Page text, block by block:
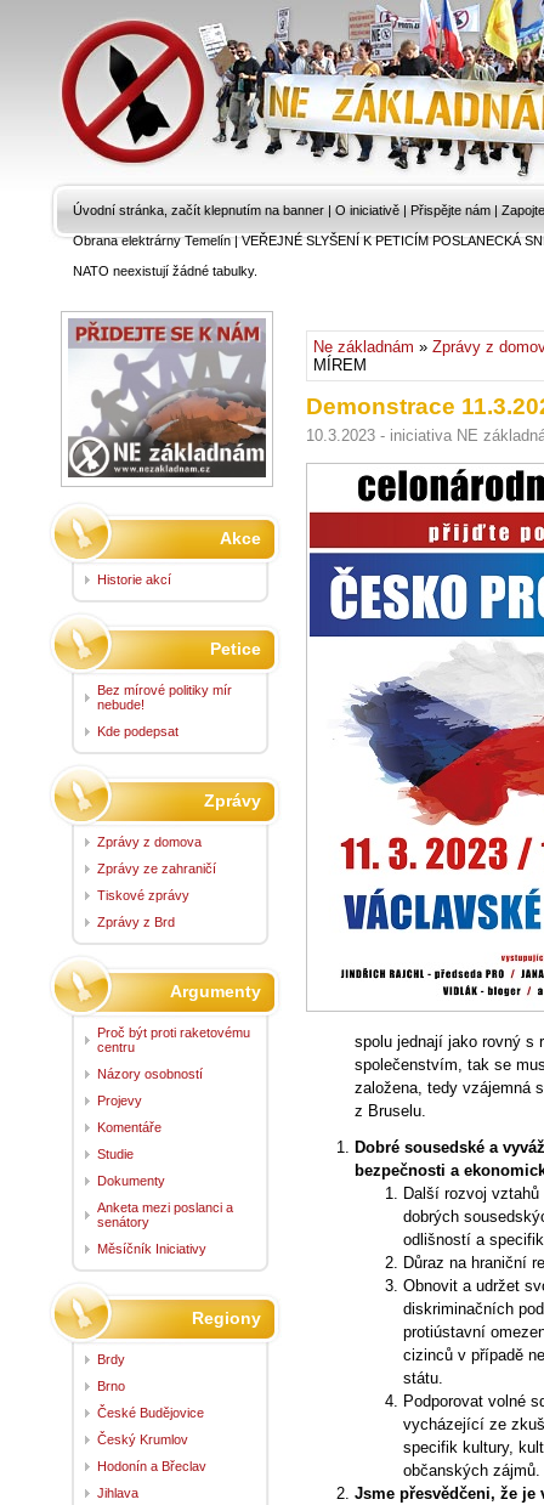
Úvodní stránka, začít klepnutím na banner | O iniciativě | Přispějte nám |
Obrana elektrárny Temelín|VEŘEJNÉ SLYŠENÍ K PETICÍM POSLANECKÁ
NATO neexistují žádné tabulky.
Ne základnám » Zprávy z
MÍREM
Demonstrace
10.3.2023 - iniciativa NE
spolu jednají jako rovný s
společenstvím, tak se
založena, tedy vzájemná
z Bruselu.
Dobré sousedské a
bezpečnosti a
Další rozvoj
dobrých
odlišností a
Důraz na hraniční
Obnovit a udržet
diskriminačních
protiústavní
cizinců v případě
státu.
Podporovat volné
vycházející ze
specifik kultury,
občanských zájmů.
Jsme přesvědčeni, že
Akce
Historie akcí
Petice
Bez mírové politiky mír
nebude!
Kde podepsat
Zprávy
Zprávy z domova
Zprávy ze zahraničí
Tiskové zprávy
Zprávy z Brd
Argumenty
Proč být proti raketovému
centru
Názory osobností
Projevy
Komentáře
Studie
Dokumenty
Anketa mezi poslanci a
senátory
Měsíčník Iniciativy
Regiony
Brdy
Brno
České Budějovice
Český Krumlov
Hodonín a Břeclav
Jihlava